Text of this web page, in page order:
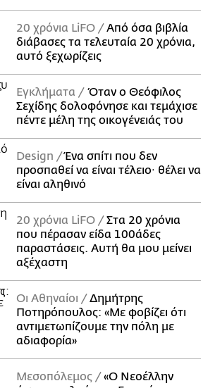
20 χρόνια LiFO
Από όσα βιβλία
διάβασες τα τελευταία 20 χρόνια,
αυτό ξεχωρίζεις
Εγκλήματα
Όταν ο Θεόφιλος
Σεχίδης δολοφόνησε και τεμάχισε
πέντε μέλη της οικογένειάς του
Design
Ένα σπίτι που δεν
προσπαθεί να είναι τέλειο· θέλει να
είναι αληθινό
20 χρόνια LiFO
Στα 20 χρόνια
που πέρασαν είδα 100άδες
παραστάσεις. Αυτή θα μου μείνει
αξέχαστη
Οι Αθηναίοι
Δημήτρης
Ποτηρόπουλος: «Με φοβίζει ότι
αντιμετωπίζουμε την πόλη με
αδιαφορία»
Μεσοπόλεμος
«Ο Νεοέλλην